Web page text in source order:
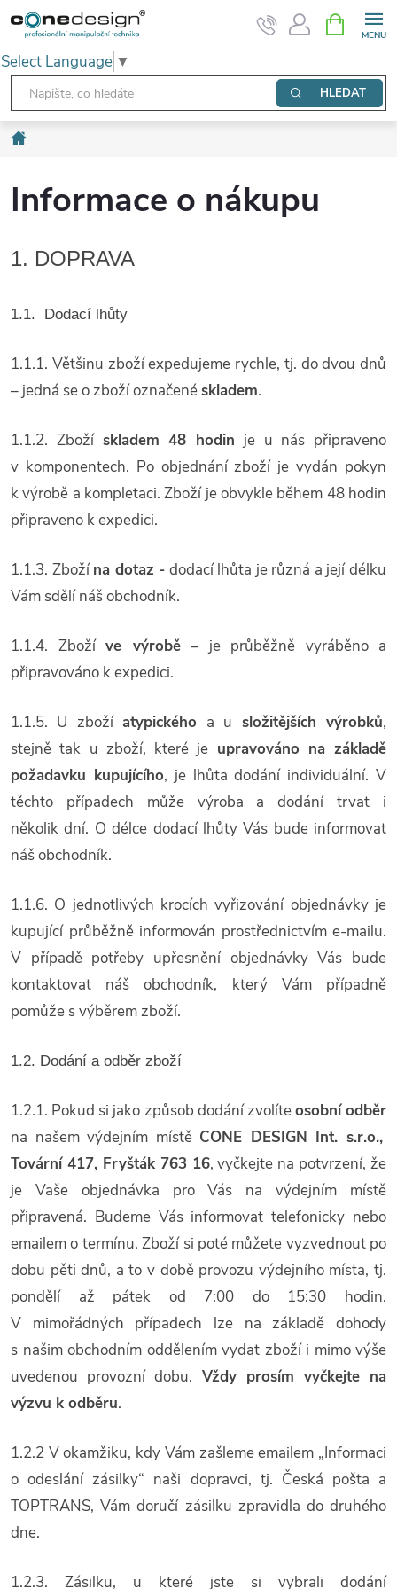
Přejít
obsah
Select Language ▼
HLEDAT
NÁKUPNÍ
KOŠÍK
Informace o nákupu
1. DOPRAVA
1.1. Dodací lhůty
1.1.1. Většinu zboží expedujeme rychle, tj. do dvou dnů
– jedná se o zboží označenéskladem.
1.1.2. Zboží skladem 48 hodin je u nás připraveno
v komponentech. Po objednání zboží je vydán pokyn
k výrobě a kompletaci. Zboží je obvykle během 48 hodin
připraveno k expedici.
1.1.3. Zbožína dotaz - dodací lhůta je různá a její délku
Vám sdělí náš obchodník.
1.1.4. Zboží ve výrobě– je průběžně vyráběno a
připravováno k expedici.
1.1.5. U zbožíatypického a u složitějších výrobků,
stejně tak u zboží, které je upravováno na základě
požadavku kupujícího, je lhůta dodání individuální. V
těchto případech může výroba a dodání trvat i
několik dní. O délce dodací lhůty Vás bude informovat
náš obchodník.
1.1.6. O jednotlivých krocích vyřizování objednávky je
kupující průběžně informován prostřednictvím e-mailu.
V případě potřeby upřesnění objednávky Vás bude
kontaktovat náš obchodník, který Vám případně
pomůže s výběrem zboží.
1.2. Dodání a odběr zboží
1.2.1. Pokud si jako způsob dodání zvolíteosobní odběr
na našem výdejním místě CONE DESIGN Int. s.r.o.,
Tovární 417, Fryšták 763 16, vyčkejte na potvrzení, že
je Vaše objednávka pro Vás na výdejním místě
připravená. Budeme Vás informovat telefonicky nebo
emailem o termínu. Zboží si poté můžete vyzvednout po
dobu pěti dnů, a to v době provozu výdejního místa, tj.
pondělí až pátek od 7:00 do 15:30 hodin.
V mimořádných případech lze na základě dohody
s našim obchodním oddělením vydat zboží i mimo výše
uvedenou provozní dobu. Vždy prosím vyčkejte na
výzvu k odběru.
1.2.2 V okamžiku, kdy Vám zašleme emailem „Informaci
o odeslání zásilky“ naši dopravci, tj. Česká pošta a
TOPTRANS, Vám doručí zásilku zpravidla do druhého
dne.
1.2.3. Zásilku, u které jste si vybrali dodání